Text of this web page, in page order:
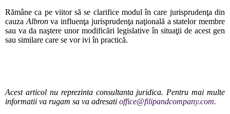
Rămâne ca pe viitor să se clarifice modul în care jurisprudenţa din
cauzaAlbronva influenţa jurisprudenţa naţională a statelor membre
sau va da naştere unor modificări legislative în situaţii de acest gen
sau similare care se vor ivi în practică.
Acest articol nu reprezinta consultanta juridica. Pentru mai multe
informatii va rugam sa va adresati office@filipandcompany.com.